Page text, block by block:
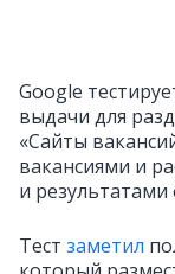
Google
выдачи для
«Сайты
вакансиями и
и результатами
Тест заметил